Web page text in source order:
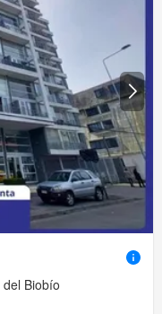
Biobío